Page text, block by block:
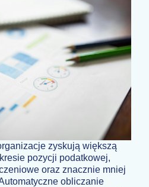
zyskują większą
pozycji podatkowej,
oraz znacznie mniej
obliczanie